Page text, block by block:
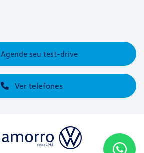
Ver telefones
Agende seu test-drive